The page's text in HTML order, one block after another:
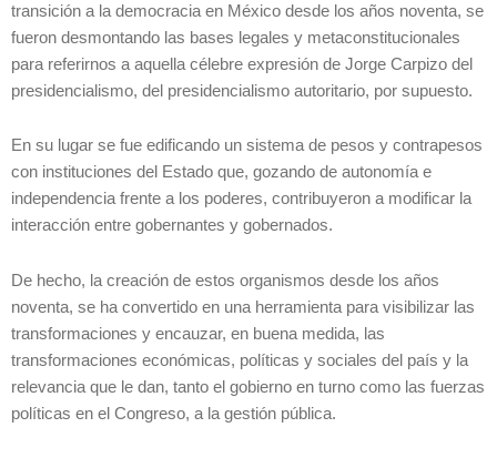
transición a la democracia en México desde los años noventa, se
fueron desmontando las bases legales y metaconstitucionales
para referirnos a aquella célebre expresión de Jorge Carpizo del
presidencialismo, del presidencialismo autoritario, por supuesto.
En su lugar se fue edificando un sistema de pesos y contrapesos
con instituciones del Estado que, gozando de autonomía e
independencia frente a los poderes, contribuyeron a modificar la
interacción entre gobernantes y gobernados.
De hecho, la creación de estos organismos desde los años
noventa, se ha convertido en una herramienta para visibilizar las
transformaciones y encauzar, en buena medida, las
transformaciones económicas, políticas y sociales del país y la
relevancia que le dan, tanto el gobierno en turno como las fuerzas
políticas en el Congreso, a la gestión pública.